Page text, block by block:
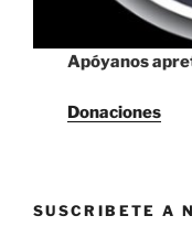
Apóyanos
Donaciones
SUSCRIBETE A